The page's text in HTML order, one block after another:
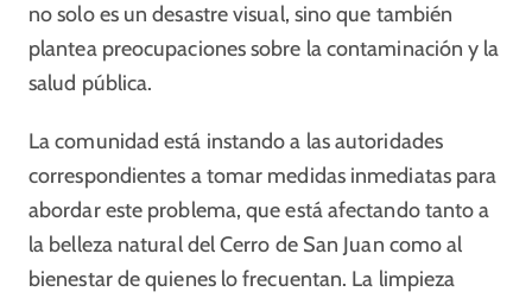
no solo es un desastre visual, sino que también
plantea preocupaciones sobre la contaminación y la
salud pública.
La comunidad está instando a las autoridades
correspondientes a tomar medidas inmediatas para
abordar este problema, que está afectando tanto a
la belleza natural del Cerro de San Juan como al
bienestar de quienes lo frecuentan. La limpieza